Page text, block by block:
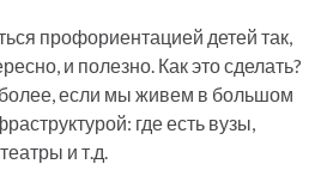
профориентацией детей так,
и полезно. Как это сделать?
если мы живем в большом
где есть вузы,
и т.д.